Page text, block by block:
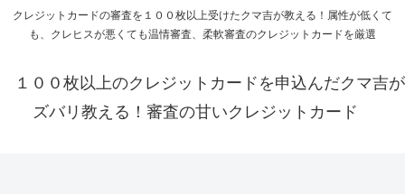
クレジットカードの審査を１００枚以上受けたクマ吉が教える！属性が低くて
も、クレヒスが悪くても温情審査、柔軟審査のクレジットカードを厳選
１００枚以上のクレジットカードを申込んだクマ吉が
ズバリ教える！審査の甘いクレジットカード